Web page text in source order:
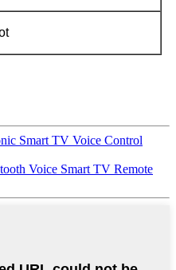
Smart TV Voice Control
Voice Smart TV Remote